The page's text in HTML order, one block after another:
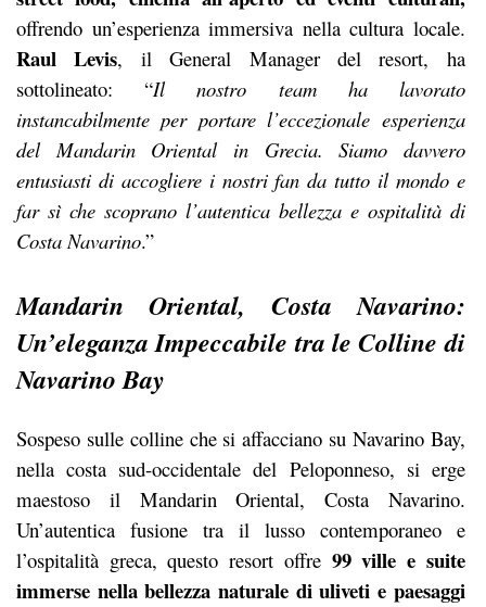
offrendo un’esperienza immersiva nella cultura locale.
Raul Levis, il General Manager del resort, ha
sottolineato: “Il nostro team ha lavorato
instancabilmente per portare l’eccezionale esperienza
del Mandarin Oriental in Grecia. Siamo davvero
entusiasti di accogliere i nostri fan da tutto il mondo e
far sì che scoprano l’autentica bellezza e ospitalità di
Costa Navarino.”
Mandarin Oriental, Costa Navarino:
Un’eleganza Impeccabile tra le Colline di
Navarino Bay
Sospeso sulle colline che si affacciano su Navarino Bay,
nella costa sud-occidentale del Peloponneso, si erge
maestoso il Mandarin Oriental, Costa Navarino.
Un’autentica fusione tra il lusso contemporaneo e
l’ospitalità greca, questo resort offre99 ville e suite
immerse nella bellezza naturale di uliveti e paesaggi